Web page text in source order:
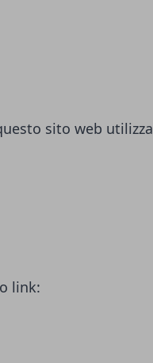
sito web utilizza
link: